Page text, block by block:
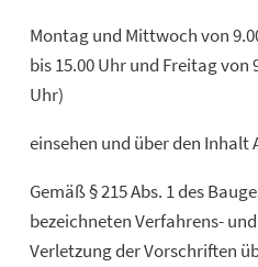
Montag und Mittwoch von
bis 15.00 Uhr und Freitag von
Uhr)
einsehen und über den Inhalt
Gemäß § 215 Abs. 1 des
bezeichneten Verfahrens-
Verletzung der Vorschriften